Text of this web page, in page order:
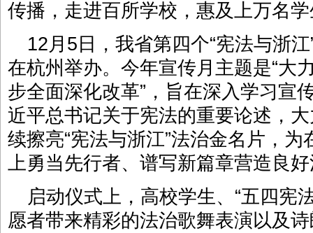
传播，走进百所学校，惠及上万名
12月5日，我省第四个“宪法与浙
在杭州举办。今年宣传月主题是“大
步全面深化改革”，旨在深入学习宣
近平总书记关于宪法的重要论述，
续擦亮“宪法与浙江”法治金名片，
上勇当先行者、谱写新篇章营造良
启动仪式上，高校学生、“五四宪
愿者带来精彩的法治歌舞表演以及